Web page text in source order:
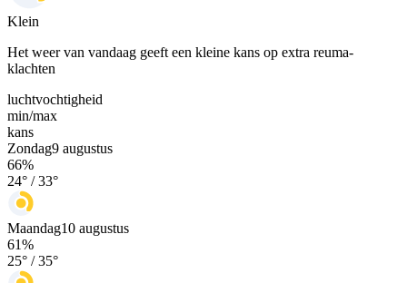
Klein
Het weer van vandaag geeft een kleine kans op extra reuma-
klachten
luchtvochtigheid
min/max
kans
Zondag9 augustus
66%
24° /33°
Maandag10 augustus
61%
25° /35°